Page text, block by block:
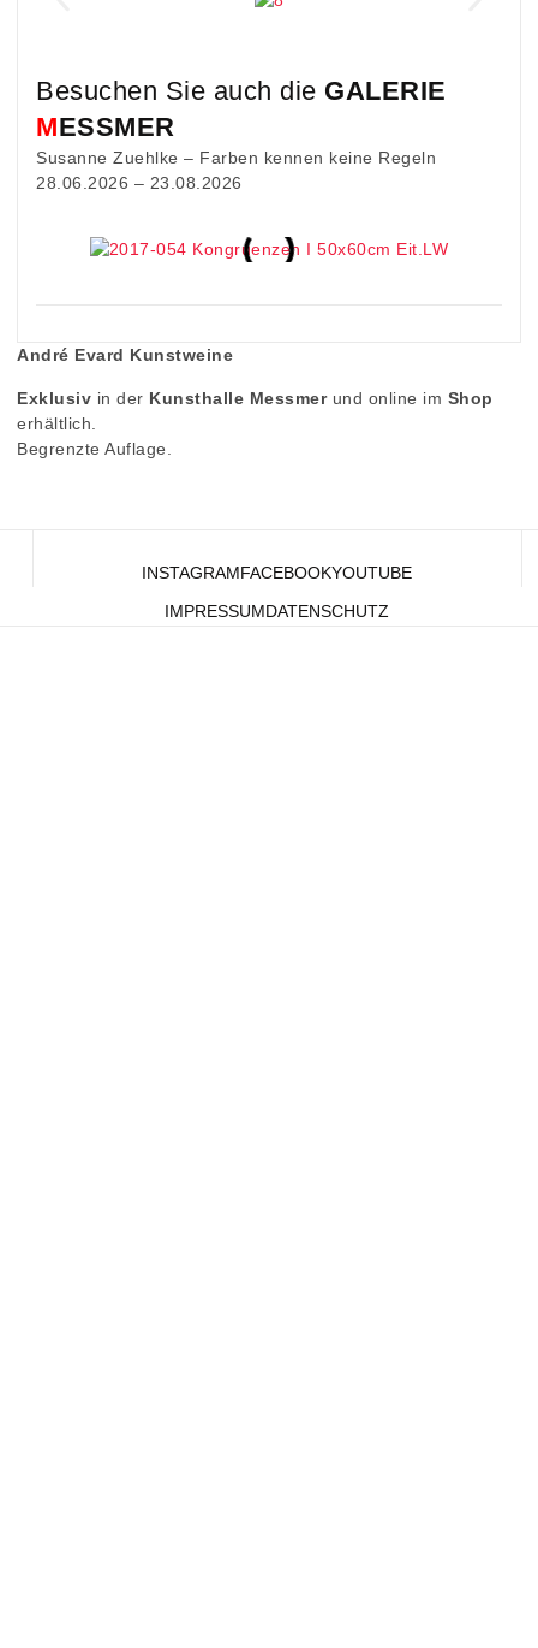
Besuchen Sie auch die GALERIE
MESSMER
Susanne Zuehlke – Farben kennen keine Regeln
28.06.2026 – 23.08.2026
André Evard Kunstweine
Exklusiv in der Kunsthalle Messmerund online im Shop
erhältlich.
Begrenzte Auflage.
INSTAGRAMFACEBOOKYOUTUBE
IMPRESSUMDATENSCHUTZ